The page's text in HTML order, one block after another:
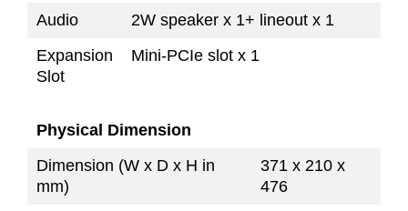
Audio
2W speaker x 1+ lineout x 1
Expansion
Slot
Mini-PCIe slot x 1
Physical Dimension
Dimension (W x D x H in
mm)
371 x 210 x
476